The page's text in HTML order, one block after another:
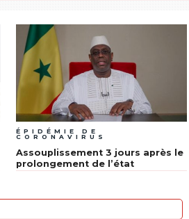
ÉPIDÉMIE DE
CORONAVIRUS
Assouplissement 3 jours après le
prolongement de l’état
du Coronavirus